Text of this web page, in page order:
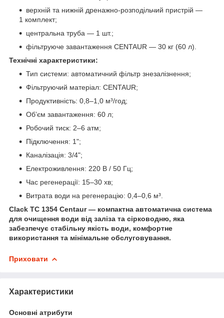
верхній та нижній дренажно-розподільчий пристрій —
1 комплект;
центральна труба — 1 шт.;
фільтруюче завантаження CENTAUR — 30 кг (60 л).
Технічні характеристики:
Тип системи: автоматичний фільтр знезалізнення;
Фільтруючий матеріал: CENTAUR;
Продуктивність: 0,8–1,0 м³/год;
Об’єм завантаження: 60 л;
Робочий тиск: 2–6 атм;
Підключення: 1";
Каналізація: 3/4";
Електроживлення: 220 В / 50 Гц;
Час регенерації: 15–30 хв;
Витрата води на регенерацію: 0,4–0,6 м³.
Clack TC 1354 Centaur — компактна автоматична система
для очищення води від заліза та сірководню, яка
забезпечує стабільну якість води, комфортне
використання та мінімальне обслуговування.
Приховати
Характеристики
Основні атрибути